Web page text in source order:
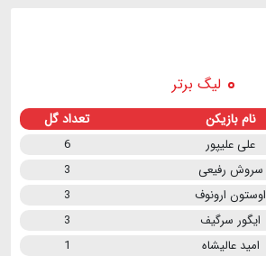
لیگ برتر
نام بازیکن تعداد گل
علی علیپور
6
سروش رفیعی
3
اوستون ارونوف
3
ایگور سرگیف
3
امید عالیشاه
1